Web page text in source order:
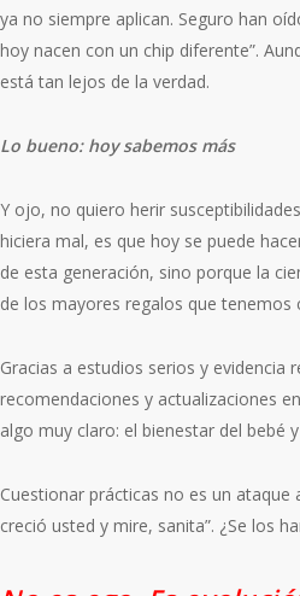
ya no siempre aplican. Seguro han
hoy nacen con un chip diferente”.
está tan lejos de la verdad.
Lo bueno: hoy sabemos más
Y ojo, no quiero herir
hiciera mal, es que hoy se puede
de esta generación, sino porque la
de los mayores regalos que tenemos
Gracias a estudios serios y evidencia
recomendaciones y actualizaciones
algo muy claro: el bienestar del bebé
Cuestionar prácticas no es un ataque
creció usted y mire, sanita”. ¿Se los